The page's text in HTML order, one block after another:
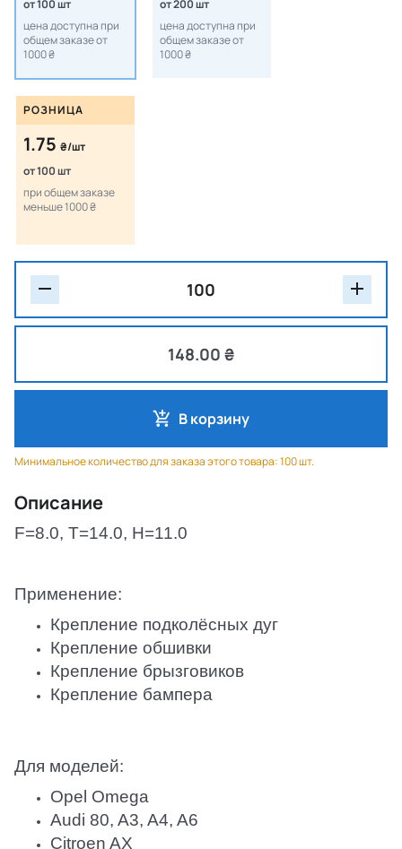
от 100 шт
цена доступна при
общем заказе от
1000 ₴
от 200 шт
цена доступна при
общем заказе от
1000 ₴
РОЗНИЦА
1.75 ₴/шт
от 100 шт
при общем заказе
меньше 1000 ₴
148.00 ₴
В корзину
Минимальное количество для заказа этого товара: 100 шт.
Описание
F=8.0, T=14.0, H=11.0
Применение:
Крепление подколёсных дуг
Крепление обшивки
Крепление брызговиков
Крепление бампера
Для моделей:
Opel Omega
Audi 80, A3, A4, A6
Citroen AX